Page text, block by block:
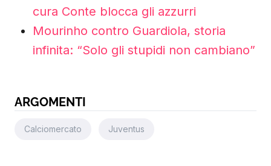
cura Conte blocca gli azzurri
Mourinho contro Guardiola, storia
infinita: “Solo gli stupidi non cambiano”
ARGOMENTI
Calciomercato Juventus